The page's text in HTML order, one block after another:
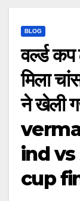
BLOG
वर्ल्ड
मिला
ने खेली
ind
cup